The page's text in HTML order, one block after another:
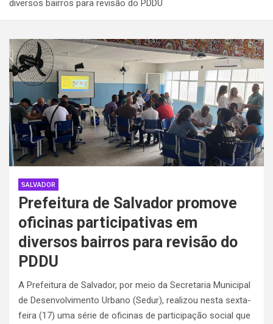
diversos bairros para revisão do PDDU
SALVADOR
Prefeitura de Salvador promove
oficinas participativas em
diversos bairros para revisão do
PDDU
A Prefeitura de Salvador, por meio da Secretaria Municipal
de Desenvolvimento Urbano (Sedur), realizou nesta sexta-
feira (17) uma série de oficinas de participação social que